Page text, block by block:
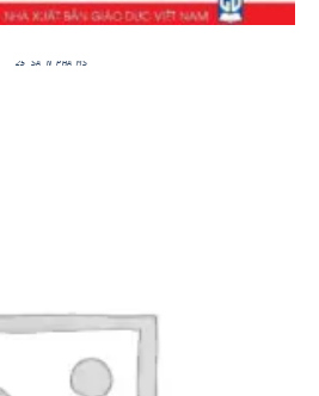
25 SẢN PHẨMS